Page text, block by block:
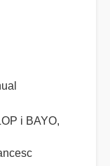
i BAYO,